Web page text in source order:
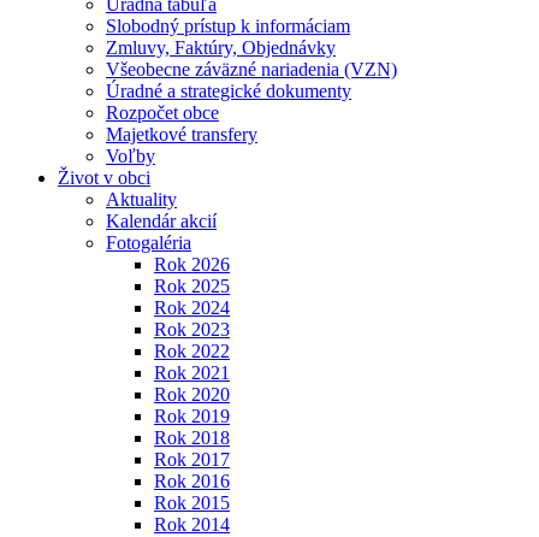
Úradná tabuľa
Slobodný prístup k informáciam
Zmluvy, Faktúry, Objednávky
Všeobecne záväzné nariadenia (VZN)
Úradné a strategické dokumenty
Rozpočet obce
Majetkové transfery
Voľby
Život v obci
Aktuality
Kalendár akcií
Fotogaléria
Rok 2026
Rok 2025
Rok 2024
Rok 2023
Rok 2022
Rok 2021
Rok 2020
Rok 2019
Rok 2018
Rok 2017
Rok 2016
Rok 2015
Rok 2014